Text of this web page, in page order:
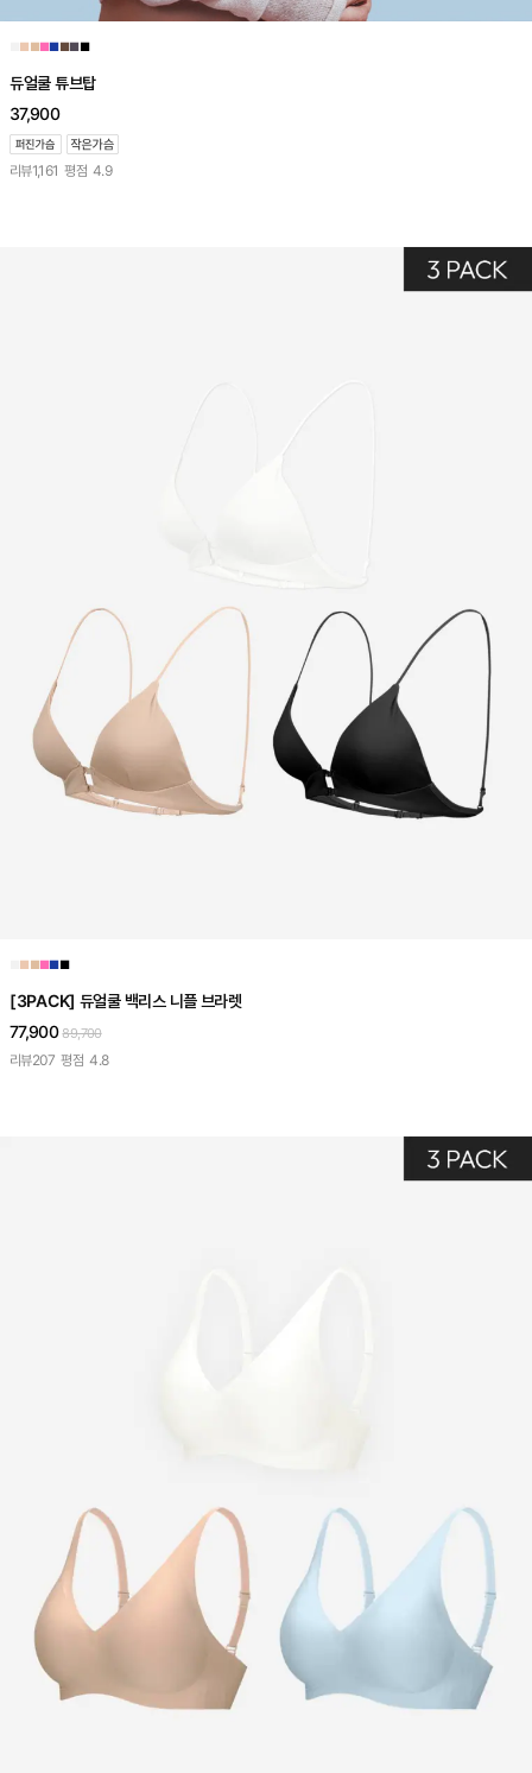
■■■■■■■
듀얼쿨 튜브탑
37,900
리뷰1,161 평점 4.9
■■■■■
[3PACK] 듀얼쿨 백리스 니플 브라렛
77,900 89,700
리뷰207 평점 4.8